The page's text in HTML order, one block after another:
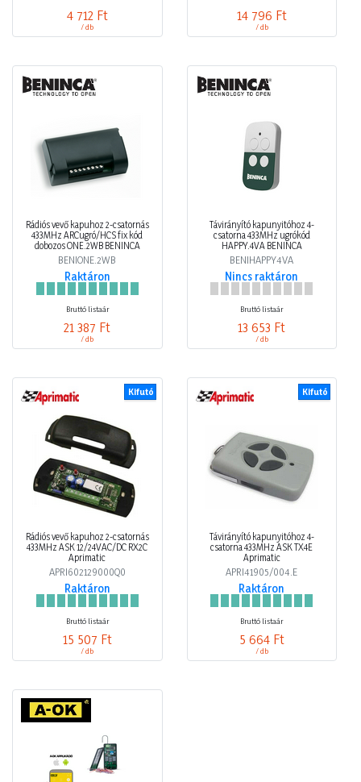
4 712 Ft
/ db
14 796 Ft
/ db
Rádiós vevő kapuhoz 2-csatornás
433MHz ARCugró/HCS fix kód
dobozos ONE.2WB BENINCA
BENIONE.2WB
Raktáron
Bruttó listaár
21 387 Ft
/ db
Távirányító kapunyitóhoz 4-
csatorna 433MHz ugrókód
HAPPY.4VA BENINCA
BENIHAPPY4VA
Nincs raktáron
Bruttó listaár
13 653 Ft
/ db
Kifutó
Rádiós vevő kapuhoz 2-csatornás
433MHz ASK 12/24VAC/DC RX2C
Aprimatic
APRI602129000Q0
Raktáron
Bruttó listaár
15 507 Ft
/ db
Kifutó
Távirányító kapunyitóhoz 4-
csatorna 433MHz ASK TX4E
Aprimatic
APRI41905/004.E
Raktáron
Bruttó listaár
5 664 Ft
/ db